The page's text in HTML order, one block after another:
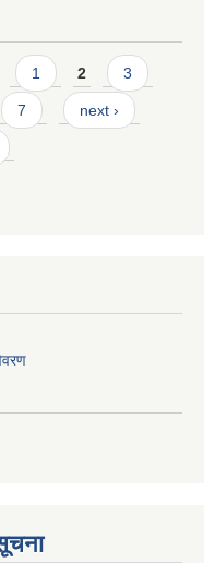
1 2 3
7 next ›